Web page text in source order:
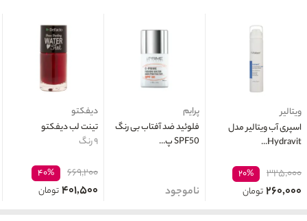
ویتالیر
اسپری آب ویتالیر مدل
Hydravit...
۳۲۵,۰۰۰ ۲۰%
۲۶۰,۰۰۰تومان
پرایم
فلوئید ضد آفتاب بی رنگ
SPF50 پ...
ناموجود
دیفکتو
تینت لب دیفکتو
۹ رنگ
۶۶۹,۲۰۰ ۴۰%
۴۰۱,۵۰۰تومان